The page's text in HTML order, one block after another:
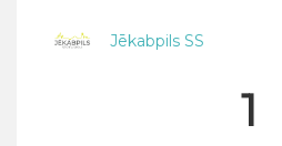
Jēkabpils SS
1